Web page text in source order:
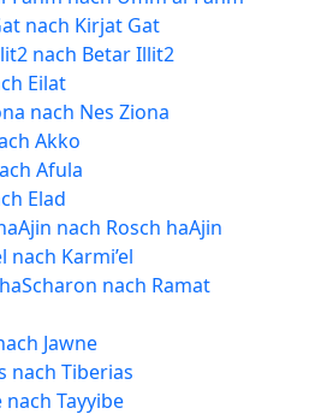
nach Kirjat Gat
nach Betar Illit2
Eilat
nach Nes Ziona
Akko
Afula
Elad
nach Rosch haAjin
nach Karmi’el
nach Ramat
Jawne
nach Tiberias
Tayyibe